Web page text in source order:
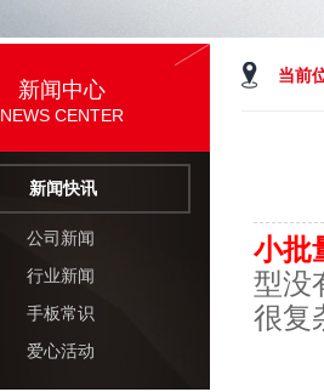
当前
小批
型没
很复
新闻中心
NEWS CENTER
新闻快讯
公司新闻
行业新闻
手板常识
爱心活动